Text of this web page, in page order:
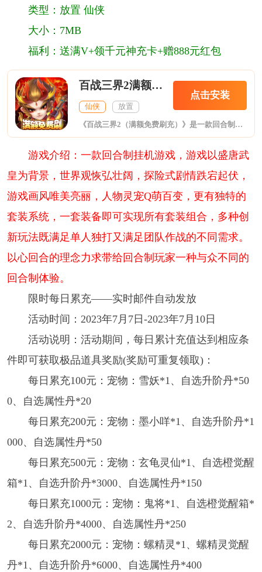
类型：放置 仙侠
大小：7MB
福利：送满V+领千元神充卡+赠888元红包
百战三界2满额免费刷充
仙侠 放置
点击安装
《百战三界2（满额免费刷充）》是一款回合制挂机游戏，游戏以盛唐武皇为背景，世界观恢弘壮阔，探险式剧情跌宕起伏，游戏画风唯美亮丽，人物灵宠Q萌百变，更有独特的套装系统，一套装备即可实现所有套装组合，多种创新玩法既满足单人独打又满足团队作战的不同需求。以心回合的理念力求带给回合制玩家一种与众不同的回合制体验。
游戏介绍：一款回合制挂机游戏，游戏以盛唐武
皇为背景，世界观恢弘壮阔，探险式剧情跌宕起伏，
游戏画风唯美亮丽，人物灵宠Q萌百变，更有独特的
套装系统，一套装备即可实现所有套装组合，多种创
新玩法既满足单人独打又满足团队作战的不同需求。
以心回合的理念力求带给回合制玩家一种与众不同的
回合制体验。
限时每日累充——实时邮件自动发放
活动时间：2023年7月7日-2023年7月10日
活动说明：活动期间，每日累计充值达到相应条
件即可获取极品道具奖励(奖励可重复领取)：
每日累充100元：宠物：雪妖*1、自选升阶丹*50
0、自选属性丹*20
每日累充200元：宠物：墨小咩*1、自选升阶丹*1
000、自选属性丹*50
每日累充500元：宠物：玄龟灵仙*1、自选橙觉醒
箱*1、自选升阶丹*3000、自选属性丹*150
每日累充1000元：宠物：鬼将*1、自选橙觉醒箱*
2、自选升阶丹*4000、自选属性丹*250
每日累充2000元：宠物：螺精灵*1、螺精灵觉醒
丹*1、自选升阶丹*6000、自选属性丹*400